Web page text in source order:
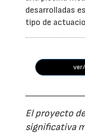
desarrolladas
tipo de
El proyecto
significativa